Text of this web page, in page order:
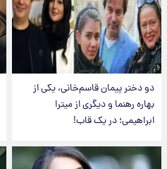
دو دختر پیمان قاسم‌خانی، یکی از
بهاره رهنما و دیگری از میترا
ابراهیمی؛ در یک قاب!